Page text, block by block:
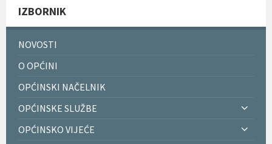
IZBORNIK
NOVOSTI
O OPĆINI
OPĆINSKI NAČELNIK
OPĆINSKE SLUŽBE
OPĆINSKO VIJEĆE